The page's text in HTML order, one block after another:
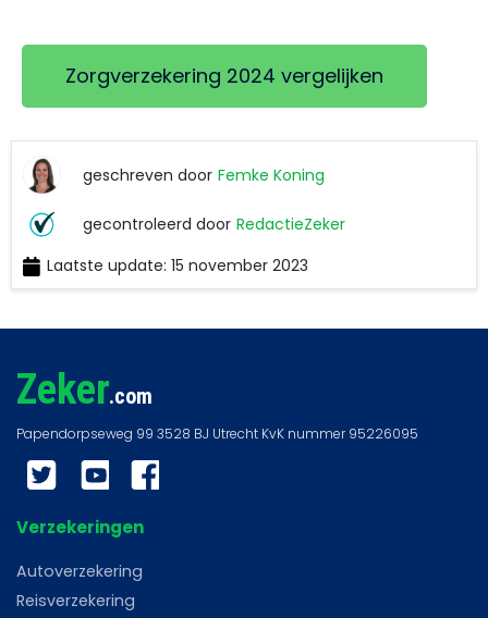
Zorgverzekering 2024 vergelijken
geschreven door Femke Koning
Femke
Koning
gecontroleerd door RedactieZeker
RedactieZeker
Laatste update: 15 november 2023
Zeker.com
Twitter YouTube
Verzekeringen
Autoverzekering
Reisverzekering